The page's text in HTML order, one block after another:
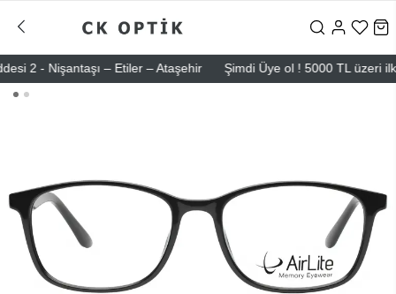
2 - Nişantaşı – Etiler – Ataşehir Şimdi Üye ol ! 5000 TL üzeri ilk